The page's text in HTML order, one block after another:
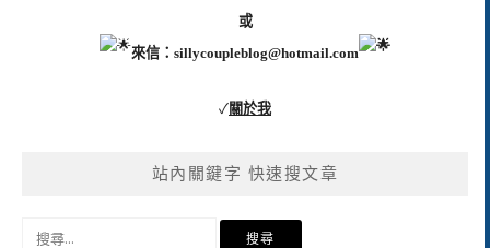
或
來信： sillycoupleblog@hotmail.com
✓關於我
站內關鍵字 快速搜文章